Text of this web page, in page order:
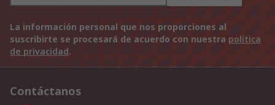
La información personal que nos proporciones al
suscribirte se procesará de acuerdo con nuestra política
de privacidad.
Contáctanos